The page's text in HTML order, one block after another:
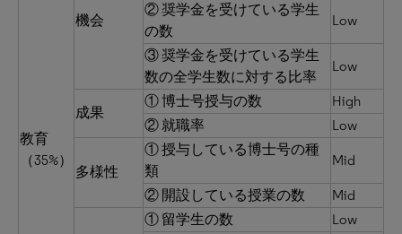
教育
（35%）
機会
② 奨学金を受けている学生
の数
Low
③ 奨学金を受けている学生
数の全学生数に対する比率
Low
成果
① 博士号授与の数
High
② 就職率
Low
多様性
① 授与している博士号の種
類
Mid
② 開設している授業の数 Mid
① 留学生の数
Low